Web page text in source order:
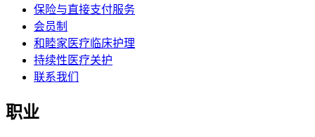
保险与直接支付服务
会员制
和睦家医疗临床护理
持续性医疗关护
联系我们
职业